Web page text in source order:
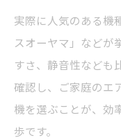
実際に人気のある機
スオーヤマ」などが
すさ、静音性なども
確認し、ご家庭のエ
機を選ぶことが、効
歩です。